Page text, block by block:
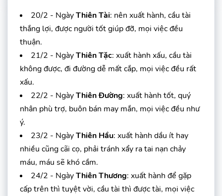
20/2 - NgàyThiên Tài: nên xuất hành, cầu tài
thắng lợi, được người tốt giúp đỡ, mọi việc đều
thuận.
21/2 - NgàyThiên Tặc: xuất hành xấu, cầu tài
không được, đi đường dễ mất cắp, mọi việc đều rất
xấu.
22/2 - NgàyThiên Đường: xuất hành tốt, quý
nhân phù trợ, buôn bán may mắn, mọi việc đều như
ý.
23/2 - NgàyThiên Hầu: xuất hành dầu ít hay
nhiều cũng cãi cọ, phải tránh xẩy ra tai nạn chảy
máu, máu sẽ khó cầm.
24/2 - NgàyThiên Thương: xuất hành để gặp
cấp trên thì tuyệt vời, cầu tài thì được tài, mọi việc